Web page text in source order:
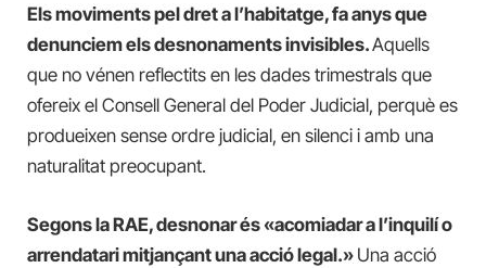
Els moviments pel dret a l’habitatge, fa anys que
denunciem els desnonaments invisibles.Aquells
que no vénen reflectits en les dades trimestrals que
ofereix el Consell General del Poder Judicial, perquè es
produeixen sense ordre judicial, en silenci i amb una
naturalitat preocupant.
Segons la RAE, desnonar és «acomiadar a l’inquilí o
arrendatari mitjançant una acció legal.» Una acció